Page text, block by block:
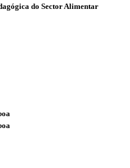
do Sector Alimentar